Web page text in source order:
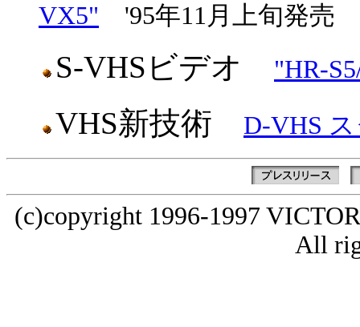
VX5" '95年11月上旬発売
S-VHSビデオ "HR-
VHS新技術 D-VHS
(c)copyright 1996-1997
All